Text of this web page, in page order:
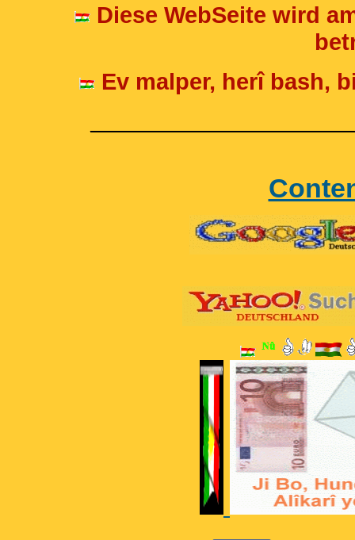
Diese WebSeite wird
Ev malper, herî bash,